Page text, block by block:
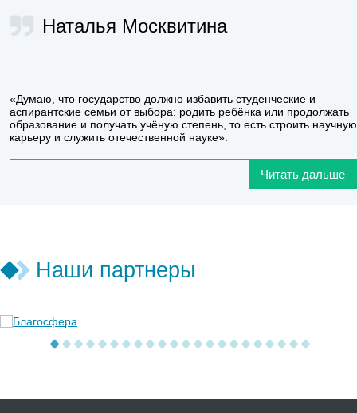
Наталья Москвитина
«Думаю, что государство должно избавить студенческие и
аспирантские семьи от выбора: родить ребёнка или продолжать
образование и получать учёную степень, то есть строить научную
карьеру и служить отечественной науке».
Читать дальше
Наши партнеры